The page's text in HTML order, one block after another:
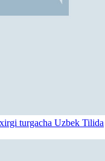
turgacha Uzbek Tilida